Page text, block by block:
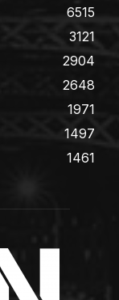
6515
3121
2904
2648
1971
1497
1461